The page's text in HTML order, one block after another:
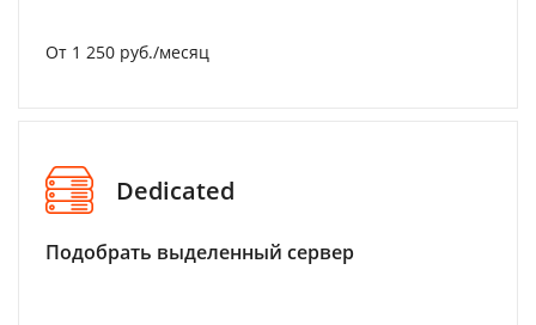
От 1 250 руб./месяц
Dedicated
Подобрать выделенный сервер